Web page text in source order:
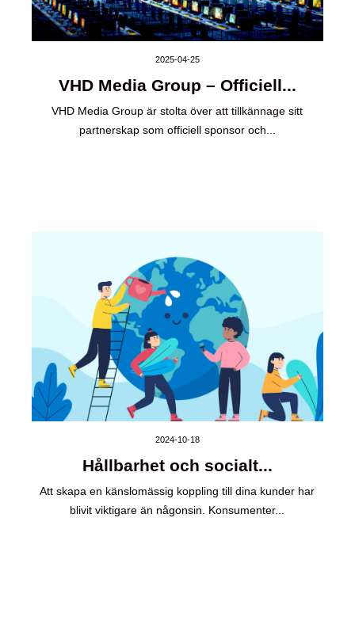
2025-04-25
VHD Media Group – Officiell...
VHD Media Group är stolta över att tillkännage sitt
partnerskap som officiell sponsor och...
2024-10-18
Hållbarhet och socialt...
Att skapa en känslomässig koppling till dina kunder har
blivit viktigare än någonsin. Konsumenter...